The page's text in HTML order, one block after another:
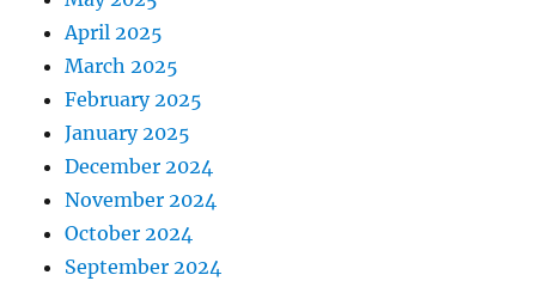
April 2025
March 2025
February 2025
January 2025
December 2024
November 2024
October 2024
September 2024